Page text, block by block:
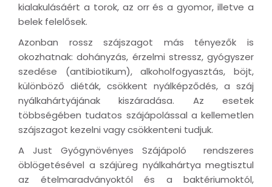
kialakulásáért a torok, az orr és a gyomor, illetve a
belek felelősek.
Azonban rossz szájszagot más tényezők is
okozhatnak: dohányzás, érzelmi stressz, gyógyszer
szedése (antibiotikum), alkoholfogyasztás, böjt,
különböző diéták, csökkent nyálképződés, a száj
nyálkahártyájának kiszáradása. Az esetek
többségében tudatos szájápolással a kellemetlen
szájszagot kezelni vagy csökkenteni tudjuk.
A Just Gyógynövényes Szájápoló rendszeres
öblögetésével a szájüreg nyálkahártya megtisztul
az ételmaradványoktól és a baktériumoktól,